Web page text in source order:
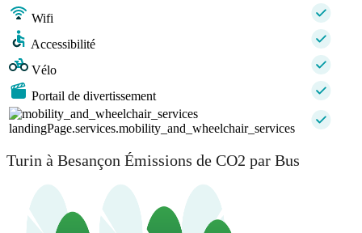
Wifi
Accessibilité
Vélo
Portail de divertissement
landingPage.services.mobility_and_wheelchair_services
Turin à Besançon Émissions de CO2 par Bus